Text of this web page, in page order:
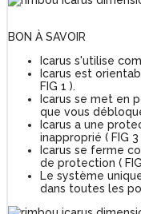
BON À SAVOIR
Icarus s'utilise
Icarus est
FIG 1 ).
Icarus se met en
que vous
Icarus a une
inapproprié ( FIG 3
Icarus se ferme
de protection (
Le système
dans toutes les